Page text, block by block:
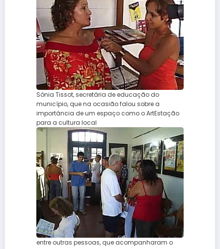
Sônia Tissot, secretária de educação do
município, que na ocasião falou sobre a
importância de um espaço como o ArtEstação
para a cultura local
entre outras pessoas, que acompanharam o